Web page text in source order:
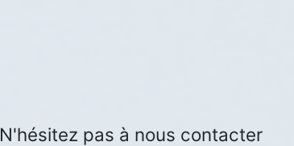
N'hésitez pas à nous contacter